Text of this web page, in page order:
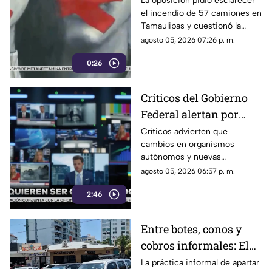
0:26
camiones en
Tamaulipas
el incendio de 57 camiones en
Tamaulipas y cuestionó la
versión presentada por las
agosto 05, 2026 07:26 p. m.
2:46
Críticos del Gobierno
Federal alertan por
presuntos intentos de
controlar la
información
Críticos advierten que
cambios en organismos
autónomos y nuevas
regulaciones podrían afectar la
agosto 05, 2026 06:57 p. m.
Entre botes, conos y
cobros informales: El
calvario de
La práctica informal de apartar